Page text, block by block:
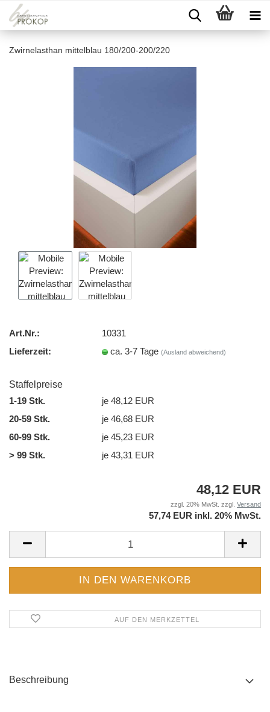
Zwirnelasthan mittelblau 180/200-200/220
Art.Nr.:
10331
Lieferzeit:
ca. 3-7 Tage(Ausland abweichend)
Staffelpreise
1-19 Stk.
je 48,12 EUR
20-59 Stk.
je 46,68 EUR
60-99 Stk.
je 45,23 EUR
> 99 Stk.
je 43,31 EUR
48,12 EUR
zzgl. 20% MwSt. zzgl. Versand
57,74 EUR inkl. 20% MwSt.
AUF DEN MERKZETTEL
Beschreibung